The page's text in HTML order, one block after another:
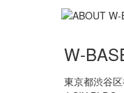
W-
東京都渋谷